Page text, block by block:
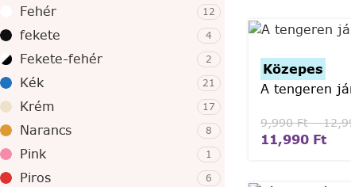
Fehér 12
fekete 4
Fekete-fehér 2
Kék 21
Krém 17
Narancs 8
Pink 1
Piros 6
Közepes
A tengeren
9,990Ft –
11,990 Ft